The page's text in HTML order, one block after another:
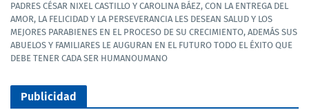
PADRES CÉSAR NIXEL CASTILLO Y CAROLINA BÁEZ, CON LA ENTREGA DEL
AMOR, LA FELICIDAD Y LA PERSEVERANCIA LES DESEAN SALUD Y LOS
MEJORES PARABIENES EN EL PROCESO DE SU CRECIMIENTO, ADEMÁS SUS
ABUELOS Y FAMILIARES LE AUGURAN EN EL FUTURO TODO EL ÉXITO QUE
DEBE TENER CADA SER HUMANOUMANO
Publicidad